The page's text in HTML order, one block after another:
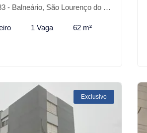
São Lourenço do Sul-RS
1 Vaga 62 m²
Exclusivo